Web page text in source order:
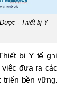
- Thiết bị Y
bị Y tế ghi
việc đưa ra các
triển bền vững.